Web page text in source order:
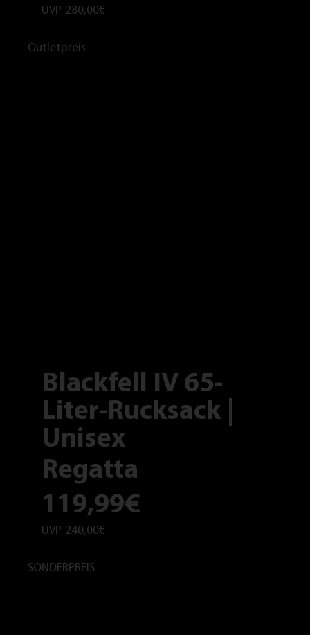
UVP 280,00€
Blackfell IV 65-
Liter-Rucksack |
Unisex
Regatta
119,99€
UVP 240,00€
Outletpreis
SONDERPREIS